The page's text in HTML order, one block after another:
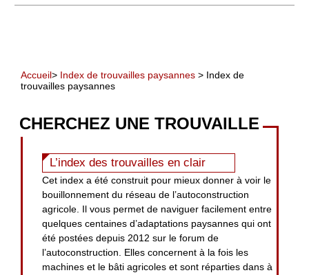
Accueil> Index de trouvailles paysannes > Index de
trouvailles paysannes
CHERCHEZ UNE TROUVAILLE
L’index des trouvailles en clair
Cet index a été construit pour mieux donner à voir le
bouillonnement du réseau de l’autoconstruction
agricole. Il vous permet de naviguer facilement entre
quelques centaines d’adaptations paysannes qui ont
été postées depuis 2012 sur le forum de
l’autoconstruction. Elles concernent à la fois les
machines et le bâti agricoles et sont réparties dans à